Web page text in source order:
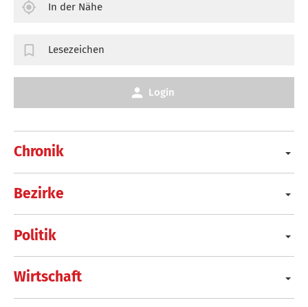
Chronik
Bezirke
Politik
Wirtschaft
In der Nähe
Lesezeichen
Login